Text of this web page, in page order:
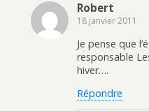
Robert
18 janvier 2011
Je pense que
responsable
hiver….
Répondre